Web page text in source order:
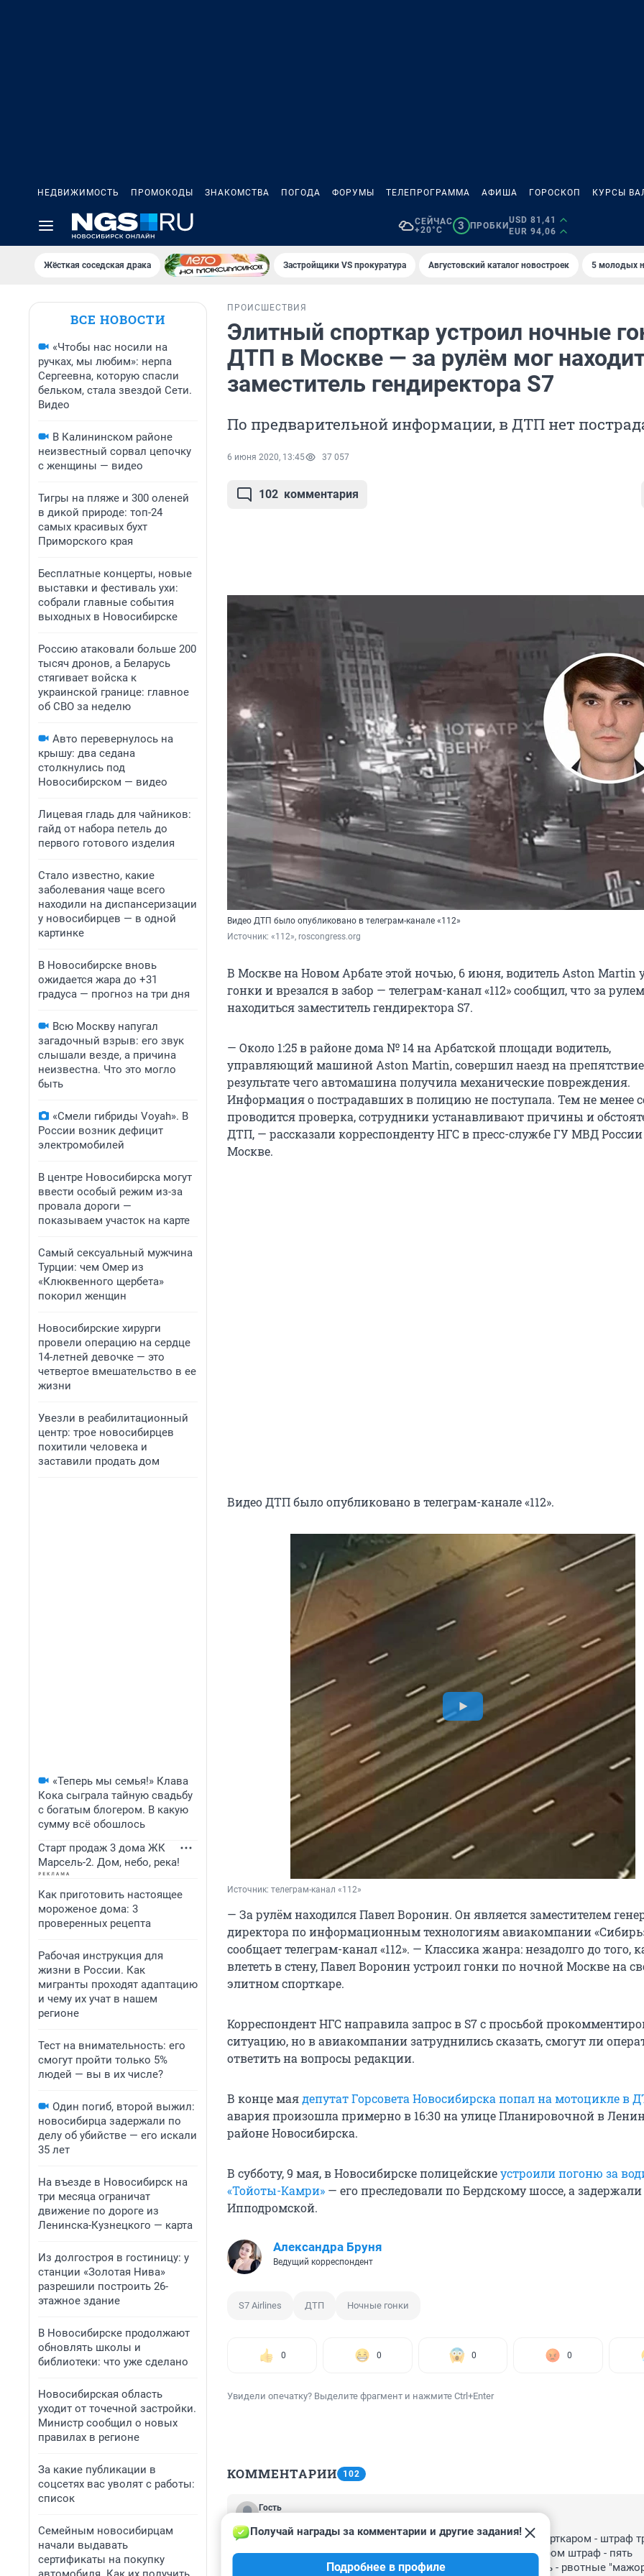
НЕДВИЖИМОСТЬ ПРОМОКОДЫ ЗНАКОМСТВА ПОГОДА ФОРУМЫ ТЕЛЕПРОГРАММА АФИША ГОРОСКОП КУРСЫ
СЕЙЧАС
+20°C
3 ПРОБКИ
USD 81,41
EUR 94,06
Жёсткая соседская драка Застройщики VS прокуратура Августовский каталог новостроек 5 молодых
ВСЕ НОВОСТИ
«Чтобы нас носили на
ручках, мы любим»: нерпа
Сергеевна, которую спасли
бельком, стала звездой Сети.
Видео
В Калининском районе
неизвестный сорвал цепочку
с женщины — видео
Тигры на пляже и 300 оленей
в дикой природе: топ-24
самых красивых бухт
Приморского края
Бесплатные концерты, новые
выставки и фестиваль ухи:
собрали главные события
выходных в Новосибирске
Россию атаковали больше 200
тысяч дронов, а Беларусь
стягивает войска к
украинской границе: главное
об СВО за неделю
Авто перевернулось на
крышу: два седана
столкнулись под
Новосибирском — видео
Лицевая гладь для чайников:
гайд от набора петель до
первого готового изделия
Стало известно, какие
заболевания чаще всего
находили на диспансеризации
у новосибирцев — в одной
картинке
В Новосибирске вновь
ожидается жара до +31
градуса — прогноз на три дня
Всю Москву напугал
загадочный взрыв: его звук
слышали везде, а причина
неизвестна. Что это могло
быть
«Смели гибриды Voyah». В
России возник дефицит
электромобилей
В центре Новосибирска могут
ввести особый режим из-за
провала дороги —
показываем участок на карте
Самый сексуальный мужчина
Турции: чем Омер из
«Клюквенного щербета»
покорил женщин
Новосибирские хирурги
провели операцию на сердце
14-летней девочке — это
четвертое вмешательство в ее
жизни
Увезли в реабилитационный
центр: трое новосибирцев
похитили человека и
заставили продать дом
«Теперь мы семья!» Клава
Кока сыграла тайную свадьбу
с богатым блогером. В какую
сумму всё обошлось
Старт продаж 3 дома ЖК
Марсель-2. Дом, небо, река!
Как приготовить настоящее
мороженое дома: 3
проверенных рецепта
Рабочая инструкция для
жизни в России. Как
мигранты проходят адаптацию
и чему их учат в нашем
регионе
Тест на внимательность: его
смогут пройти только 5%
людей — вы в их числе?
Один погиб, второй выжил:
новосибирца задержали по
делу об убийстве — его искали
35 лет
На въезде в Новосибирск на
три месяца ограничат
движение по дороге из
Ленинска-Кузнецкого — карта
Из долгостроя в гостиницу: у
станции «Золотая Нива»
разрешили построить 26-
этажное здание
В Новосибирске продолжают
обновлять школы и
библиотеки: что уже сделано
Новосибирская область
уходит от точечной застройки.
Министр сообщил о новых
правилах в регионе
За какие публикации в
соцсетях вас уволят с работы:
список
Семейным новосибирцам
начали выдавать
сертификаты на покупку
ПРОИСШЕСТВИЯ
Элитный спорткар устроил ночные
ДТП в Москве — за рулём мог
заместитель гендиректора S7
По предварительной информации, в ДТП нет
6 июня 2020, 13:45 37 057
102 комментария
Видео ДТП было опубликовано в телеграм-канале «112»
Источник: «112», roscongress.org
В Москве на Новом Арбате этой ночью, 6 июня, водитель Aston Martin
гонки и врезался в забор — телеграм-канал «112» сообщил, что за
находиться заместитель гендиректора S7.
— Около 1:25 в районе дома № 14 на Арбатской площади водитель,
управляющий машиной Aston Martin, совершил наезд на
результате чего автомашина получила механические повреждения.
Информация о пострадавших в полицию не поступала. Тем не менее
проводится проверка, сотрудники устанавливают причины и
ДТП, — рассказали корреспонденту НГС в пресс-службе ГУ МВД
Москве.
Видео ДТП было опубликовано в телеграм-канале «112».
Источник: телеграм-канал «112»
— За рулём находился Павел Воронин. Он является заместителем
директора по информационным технологиям авиакомпании
сообщает телеграм-канал «112». — Классика жанра: незадолго до того,
влететь в стену, Павел Воронин устроил гонки по ночной Москве на
элитном спорткаре.
Корреспондент НГС направила запрос в S7 с просьбой
ситуацию, но в авиакомпании затруднились сказать, смогут ли
ответить на вопросы редакции.
В конце маядепутат Горсовета Новосибирска попал на мотоцикле в
авария произошла примерно в 16:30 на улице Планировочной в
районе Новосибирска.
В субботу, 9 мая, в Новосибирске полицейскиеустроили погоню за
«Тойоты-Камри» — его преследовали по Бердскому шоссе, а
Ипподромской.
Александра Бруня
Ведущий корреспондент
S7 Airlines ДТП Ночные гонки
0 0 0 0
Увидели опечатку? Выделите фрагмент и нажмите Ctrl+Enter
КОММЕНТАРИИ 102
Гость
А не пробовали по совести??? За пользование элитным спорткаром - штраф
миллиарда рублей, за причинение ущерба элитным спорткаром штраф - пять
миллиардов рублей!!! Вот только когда так начнут оценивать - рвотные
Получай награды за комментарии и другие задания!
Подробнее в профиле